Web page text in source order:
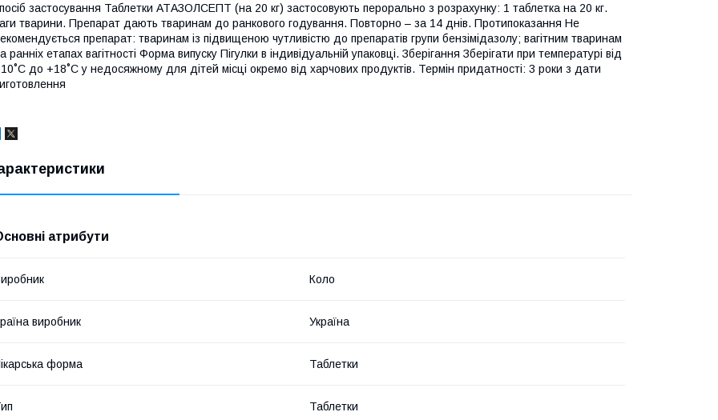
застосування Таблетки АТАЗОЛСЕПТ (на 20 кг) застосовують перорально з розрахунку: 1 таблетка на 20 кг.
тварини. Препарат дають тваринам до ранкового годування. Повторно – за 14 днів. Протипоказання Не
препарат: тваринам із підвищеною чутливістю до препаратів групи бензімідазолу; вагітним тваринам
ранніх етапах вагітності Форма випуску Пігулки в індивідуальній упаковці. Зберігання Зберігати при температурі від
до +18˚С у недосяжному для дітей місці окремо від харчових продуктів. Термін придатності: 3 роки з дати
атрибути
Коло
виробник Україна
форма Таблетки
Таблетки